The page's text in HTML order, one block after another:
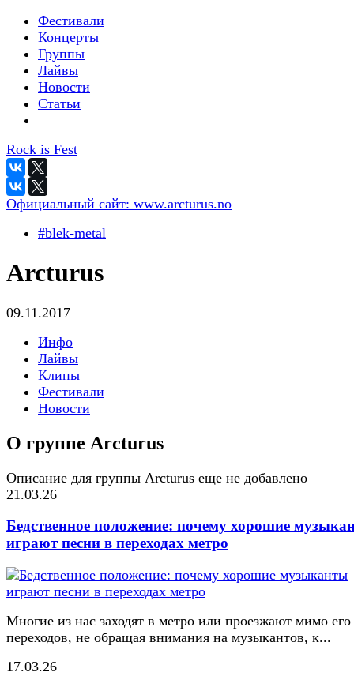
Фестивали
Концерты
Группы
Лайвы
Новости
Статьи
Rock is Fest
Официальный сайт: www.arcturus.no
#blek-metal
Arcturus
09.11.2017
Инфо
Лайвы
Клипы
Фестивали
Новости
О группе Arcturus
Описание для группы Arcturus еще не добавлено
21.03.26
Бедственное положение: почему хорошие
играют песни в переходах метро
Многие из нас заходят в метро или проезжают мимо его
переходов, не обращая внимания на музыкантов, к...
17.03.26